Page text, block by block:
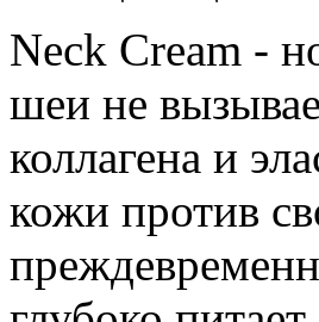
Neck Cream -
шеи не
коллагена и
кожи против